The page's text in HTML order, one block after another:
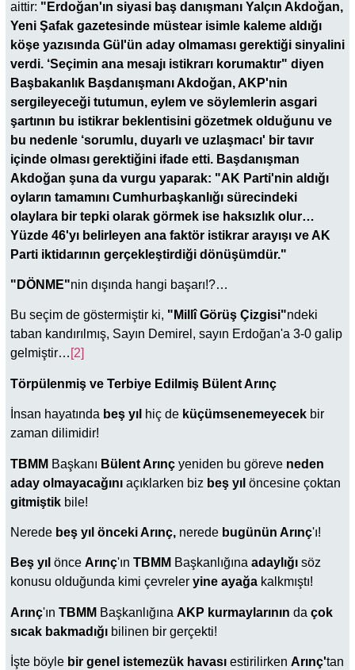
aittir: "Erdoğan'ın siyasi baş danışmanı Yalçın Akdoğan,
Yeni Şafak gazetesinde müstear isimle kaleme aldığı
köşe yazısında Gül'ün aday olmaması gerektiği sinyalini
verdi. ‘Seçimin ana mesajı istikrarı korumaktır" diyen
Başbakanlık Başdanışmanı Akdoğan, AKP'nin
sergileyeceği tutumun, eylem ve söylemlerin asgari
şartının bu istikrar beklentisini gözetmek olduğunu ve
bu nedenle ‘sorumlu, duyarlı ve uzlaşmacı' bir tavır
içinde olması gerektiğini ifade etti. Başdanışman
Akdoğan şuna da vurgu yaparak: "AK Parti'nin aldığı
oyların tamamını Cumhurbaşkanlığı sürecindeki
olaylara bir tepki olarak görmek ise haksızlık olur…
Yüzde 46'yı belirleyen ana faktör istikrar arayışı ve AK
Parti iktidarının gerçekleştirdiği dönüşümdür."
"DÖNME"nin dışında hangi başarı!?…
Bu seçim de göstermiştir ki, "Millî Görüş Çizgisi"ndeki
taban kandırılmış, Sayın Demirel, sayın Erdoğan'a 3-0 galip
gelmiştir… [2]
Törpülenmiş ve Terbiye Edilmiş Bülent Arınç
İnsan hayatında beş yıl hiç de küçümsenemeyecek bir
zaman dilimidir!
TBMM Başkanı Bülent Arınç yeniden bu göreve neden
aday olmayacağını açıklarken biz beş yıl öncesine çoktan
gitmiştik bile!
Nerede beş yıl önceki Arınç, nerede bugünün Arınç'ı!
Beş yıl önce Arınç'ın TBMM Başkanlığına adaylığı söz
konusu olduğunda kimi çevreler yine ayağa kalkmıştı!
Arınç'ın TBMM Başkanlığına AKP kurmaylarının da çok
sıcak bakmadığı bilinen bir gerçekti!
İşte böyle bir genel istemezük havası estirilirken Arınç'tan